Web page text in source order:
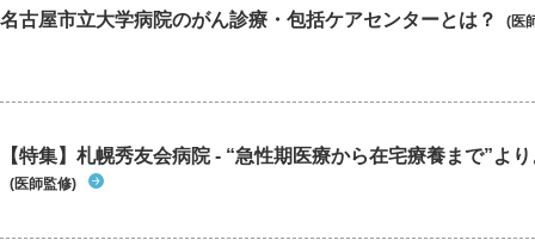
感で考えられることって何かあるでしょうか？ 仮
に癒着してたとして何か症状を自覚できるものな
どのくらい症状が続いたりどんな症状が出たら受
いいのかも教えて頂きたいです。
名古屋市立大学病院のがん診療・包括ケアセンターとは？ (医
【特集】札幌秀友会病院 - “急性期医療から在宅療養まで”よ
(医師監修)